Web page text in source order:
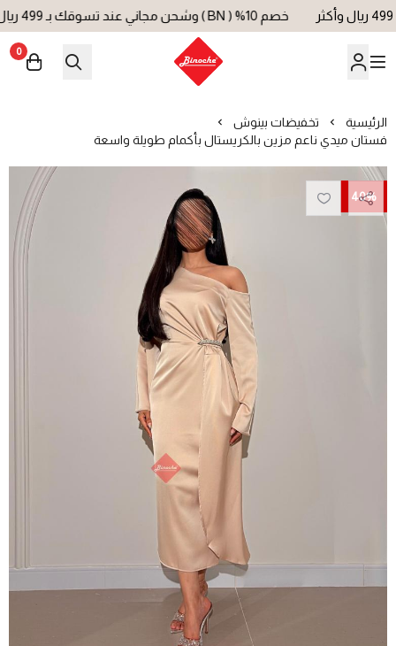
خصم 10% ( BN ) وشحن مجاني عند تسوقك بـ 499 ريال وأكثر
بينوش | Binoche
0
الرئيسية
تخفيضات بينوش
فستان ميدي ناعم مزين بالكريستال بأكمام طويلة واسعة
40%